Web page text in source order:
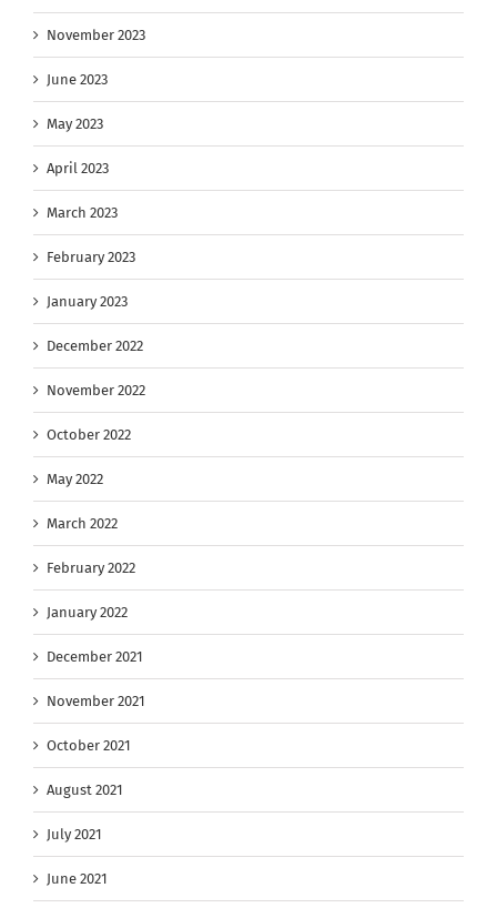
November 2023
June 2023
May 2023
April 2023
March 2023
February 2023
January 2023
December 2022
November 2022
October 2022
May 2022
March 2022
February 2022
January 2022
December 2021
November 2021
October 2021
August 2021
July 2021
June 2021